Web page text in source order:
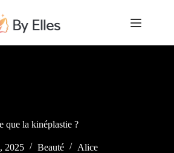
que la kinéplastie ?
2025 Beauté Alice